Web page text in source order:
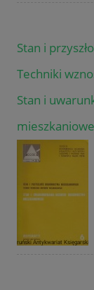
Stan i
Techniki
Stan i